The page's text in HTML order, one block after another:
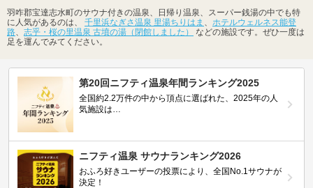
羽咋郡宝達志水町のサウナ付きの温泉、日帰り温泉、スーパー銭湯の中でも特
に人気があるのは、 千里浜なぎさ温泉 里湯ちりはま 、 ホテルウェルネス能登
路、 志乎・桜の里温泉 古墳の湯（閉館しました）
などの施設です。ぜひ一度は
足を運んでみてください。
第20回ニフティ温泉年間ランキング2025
全国約2.2万件の中から頂点に選ばれた、2025年の人
気施設は…
ニフティ温泉 サウナランキング2026
おふろ好きユーザーの投票により、全国No.1サウナが
決定！